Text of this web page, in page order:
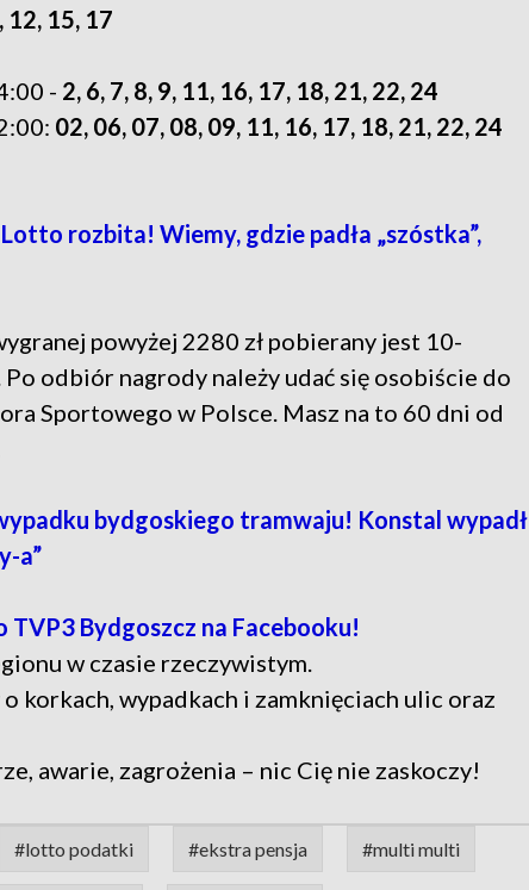
12, 15, 17
- 2, 6, 7, 8, 9, 11, 16, 17, 18, 21, 22, 24
02, 06, 07, 08, 09, 11, 16, 17, 18, 21, 22, 24
rozbita! Wiemy, gdzie padła „szóstka”,
powyżej 2280 zł pobierany jest 10-
odbiór nagrody należy udać się osobiście do
Sportowego w Polsce. Masz na to 60 dni od
bydgoskiego tramwaju! Konstal wypadł
a”
Bydgoszcz na Facebooku!
w czasie rzeczywistym.
wypadkach i zamknięciach ulic oraz
awarie, zagrożenia – nic Cię nie zaskoczy!
#lotto podatki #ekstra pensja #multi multi